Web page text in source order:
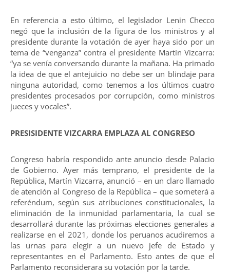
En referencia a esto último, el legislador Lenin Checco
negó que la inclusión de la figura de los ministros y al
presidente durante la votación de ayer haya sido por un
tema de “venganza” contra el presidente Martín Vizcarra:
“ya se venía conversando durante la mañana. Ha primado
la idea de que el antejuicio no debe ser un blindaje para
ninguna autoridad, como tenemos a los últimos cuatro
presidentes procesados por corrupción, como ministros
jueces y vocales”.
PRESISIDENTE VIZCARRA EMPLAZA AL CONGRESO
Congreso habría respondido ante anuncio desde Palacio
de Gobierno. Ayer más temprano, el presidente de la
República, Martín Vizcarra, anunció – en un claro llamado
de atención al Congreso de la República – que someterá a
referéndum, según sus atribuciones constitucionales, la
eliminación de la inmunidad parlamentaria, la cual se
desarrollará durante las próximas elecciones generales a
realizarse en el 2021, donde los peruanos acudiremos a
las urnas para elegir a un nuevo jefe de Estado y
representantes en el Parlamento. Esto antes de que el
Parlamento reconsiderara su votación por la tarde.